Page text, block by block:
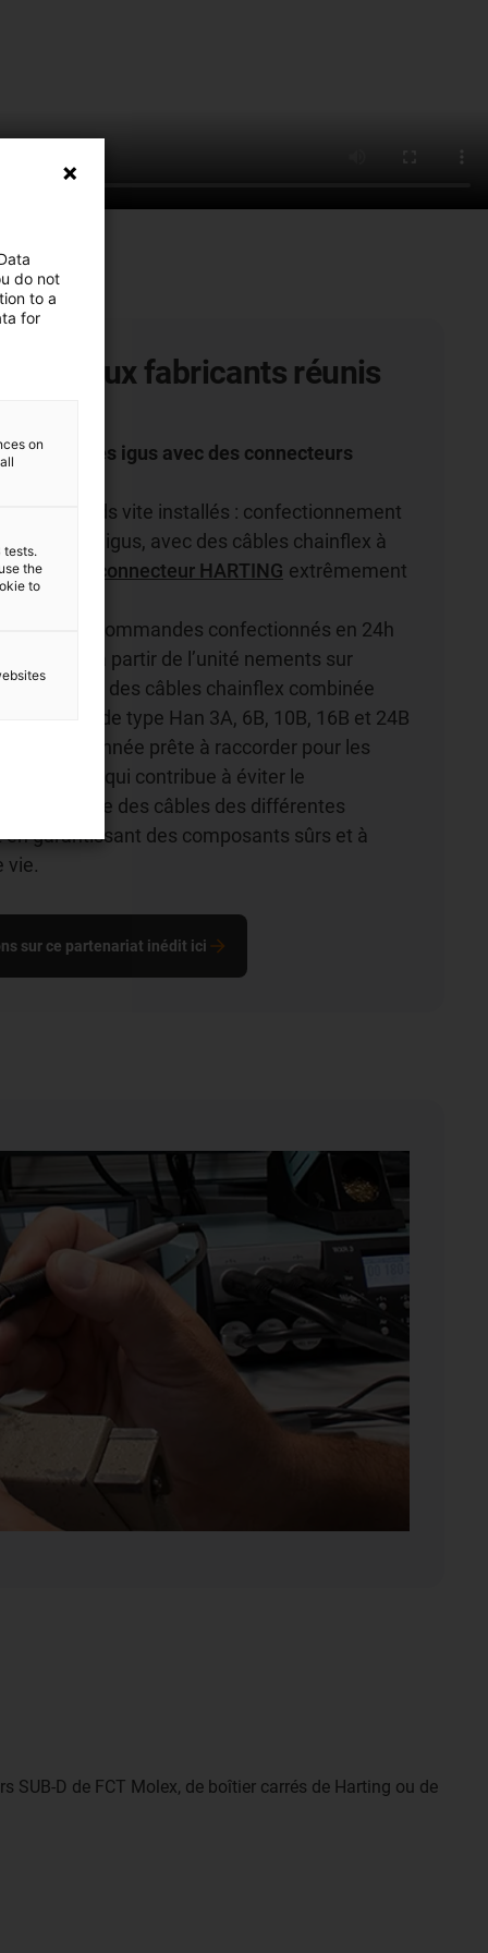
de deux fabricants réunis
de câbles igus avec des connecteurs
carrés lourds vite installés : confectionnement
readycable igus, avec des câbles chainflex à
et des
connecteur HARTING extrêmement
câbles de commandes confectionnés en 24h
confection à partir de l’unité nements sur
contrôlée des câbles chainflex combinée
HARTING de type Han 3A, 6B, 10B, 16B et 24B
confectionnée prête à raccorder pour les
et qui contribue à éviter le
complexe des câbles des différentes
garantissant des composants sûrs et à
vie.
sur ce partenariat inédit ici
D de FCT Molex, de boîtier carrés de Harting ou de
do not
to a
for
on
tests.
the
to